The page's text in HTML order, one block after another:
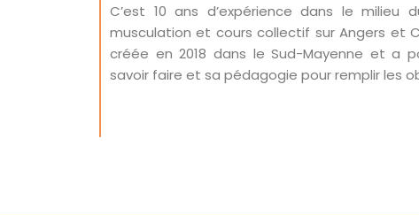
C’est 10 ans d’expérience dans le milieu
musculation et cours collectif sur Angers et
créée en 2018 dans le Sud-Mayenne et a
savoir faire et sa pédagogie pour remplir les